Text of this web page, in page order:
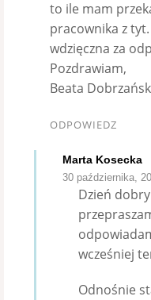
to ile mam
pracownika z
wdzięczna za
Pozdrawiam,
Beata
ODPOWIEDZ
Marta Kosecka
30 października,
Dzień
wcześniej
Odnośnie